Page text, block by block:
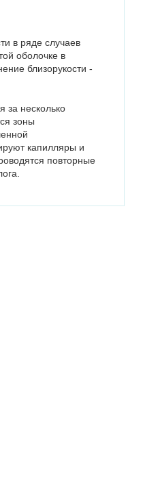
в ряде случаев
оболочке в
близорукости -
за несколько
зоны
капилляры и
повторные